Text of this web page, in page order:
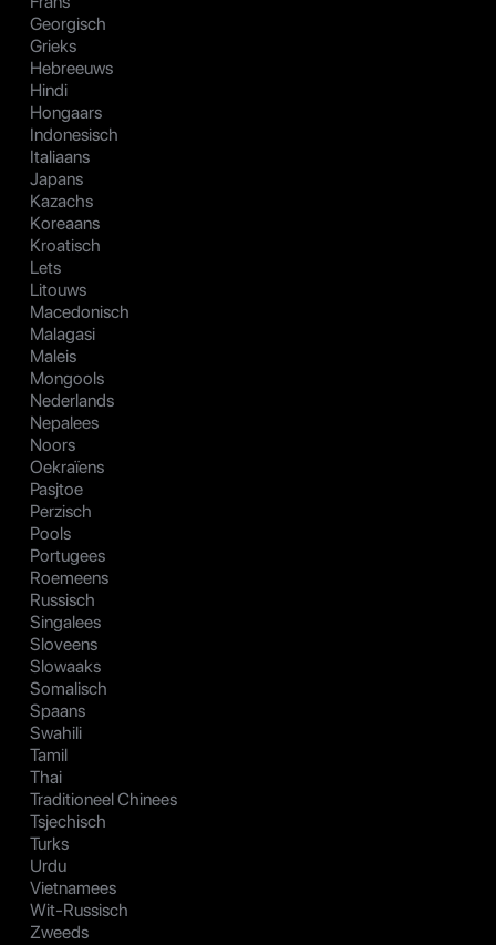
Georgisch
Grieks
Hebreeuws
Hindi
Hongaars
Indonesisch
Italiaans
Japans
Kazachs
Koreaans
Kroatisch
Lets
Litouws
Macedonisch
Malagasi
Maleis
Mongools
Nederlands
Nepalees
Noors
Oekraïens
Pasjtoe
Perzisch
Pools
Portugees
Roemeens
Russisch
Singalees
Sloveens
Slowaaks
Somalisch
Spaans
Swahili
Tamil
Thai
Traditioneel Chinees
Tsjechisch
Turks
Urdu
Vietnamees
Wit-Russisch
Zweeds